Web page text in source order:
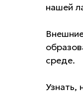
нашей
среде.
Узнать,